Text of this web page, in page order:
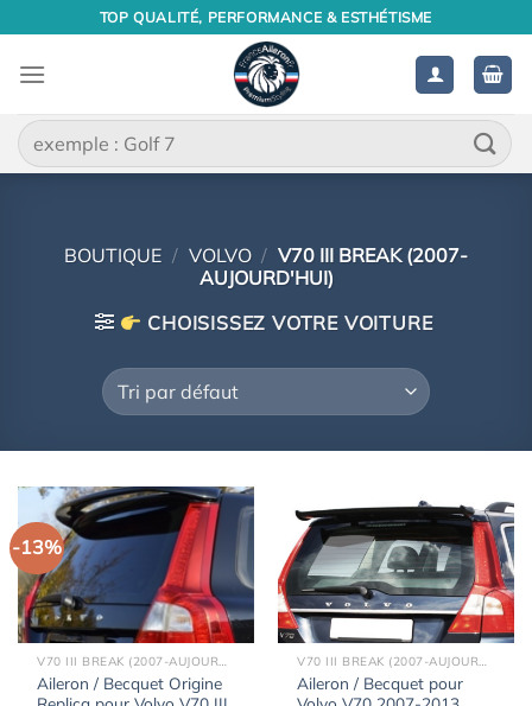
contenu
TOP QUALITÉ, PERFORMANCE & ESTHÉTISME
Recherche
pour :
BOUTIQUE / VOLVO / V70 III BREAK (2007-
AUJOURD'HUI)
CHOISISSEZ VOTRE VOITURE
-13%
V70 III BREAK (2007-AUJOURD'HUI)
Aileron / Becquet Origine
V70 III BREAK (2007-AUJOURD'HUI)
Aileron / Becquet pour